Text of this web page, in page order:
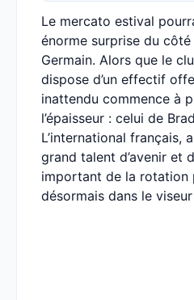
Le mercato estival
énorme surprise du
Germain. Alors que le
dispose d’un effectif
inattendu commence à
l’épaisseur : celui de
L’international français,
grand talent d’avenir et
important de la rotation
désormais dans le